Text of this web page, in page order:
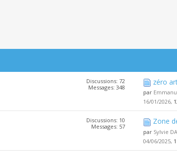
Discussions: 72
Messages: 348
zéro
par
16/01/2026,
Discussions: 10
Messages: 57
Zone
par Sylvie
04/06/2025,